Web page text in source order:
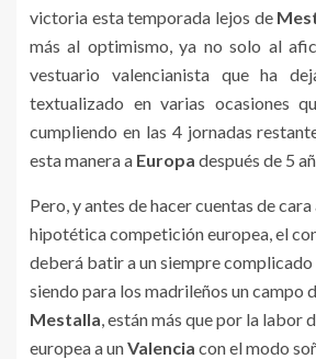
victoria esta temporada lejos de
más al optimismo, ya no solo al
vestuario valencianista que ha
textualizado en varias ocasiones
cumpliendo en las 4 jornadas
esta manera a Europa después de 5
Pero, y antes de hacer cuentas de cara
hipotética competición europea, el
deberá batir a un siempre complicado
siendo para los madrileños un campo
Mestalla, están más que por la labor
europea a unValencia con el modo